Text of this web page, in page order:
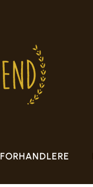
FORHANDLERE